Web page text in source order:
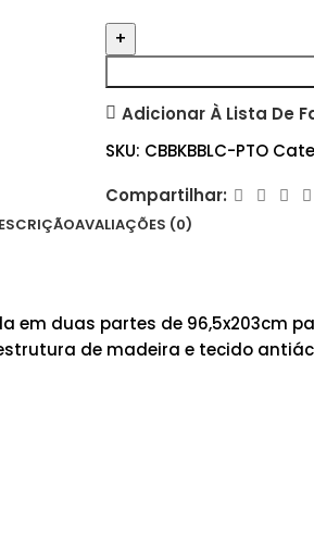
Adicionar À Lista De
SKU: CBBKBBLC-PTO
Compartilhar:
AVALIAÇÕES (0)
em duas partes de
de madeira e tecido